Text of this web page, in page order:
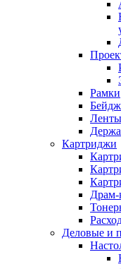
Рамки
Картриджи
Драм-
Деловые и